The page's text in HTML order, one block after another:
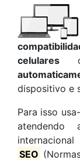
celulares
dispositivo e
Para isso
SEO